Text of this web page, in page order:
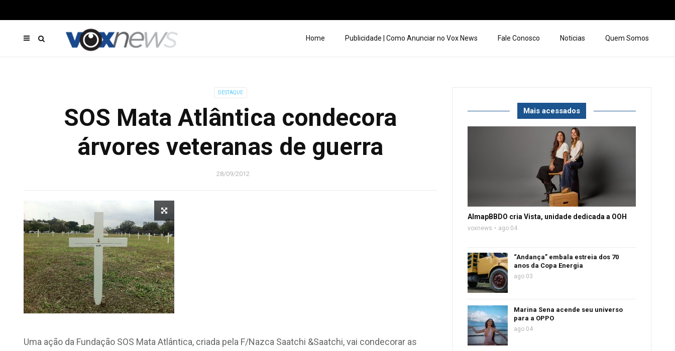
Home Publicidade | Como Anunciar no Vox News Fale Conosco Noticias Quem Somos
DESTAQUE
SOS Mata Atlântica condecora
árvores veteranas de guerra
28/09/2012
Uma ação da Fundação SOS Mata Atlântica, criada pela F/Nazca Saatchi &Saatchi, vai condecorar as
Mais acessados
AlmapBBDO cria Vista, unidade dedicada a OOH
voxnews ago 04
“Andança” embala estreia dos 70
anos da Copa Energia
ago 03
Marina Sena acende seu universo
para a OPPO
ago 04